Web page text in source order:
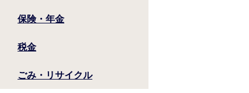
保険・年金
税金
ごみ・リサイクル